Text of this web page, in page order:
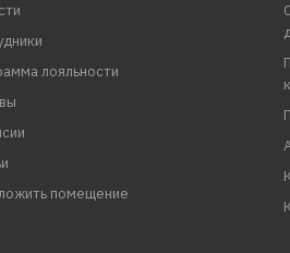
лояльности
помещение